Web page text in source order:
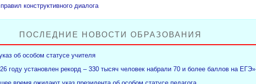
конструктивного диалога
ПОСЛЕДНИЕ НОВОСТИ ОБРАЗОВАНИЯ
об особом статусе учителя
году установлен рекорд – 330 тысяч человек набрали 70 и более баллов на ЕГЭ»